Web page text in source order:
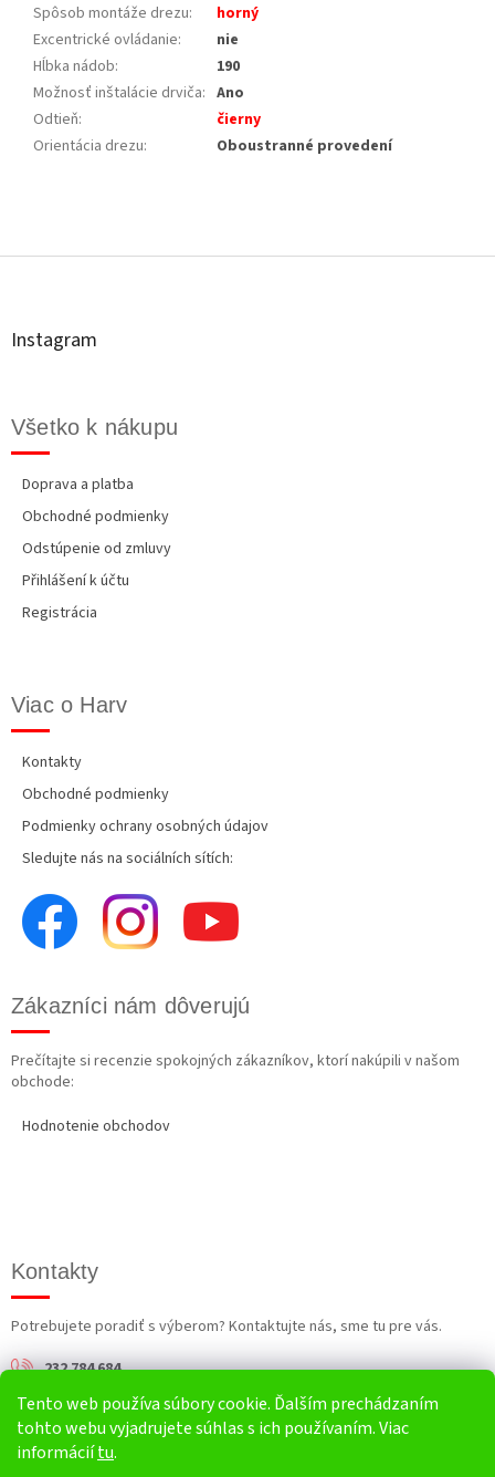
Tento web používa súbory cookie. Ďalším prechádzaním
tohto webu vyjadrujete súhlas s ich používaním. Viac
informáciítu.
Spôsob montáže drezu:
horný
Excentrické ovládanie:
nie
Hĺbka nádob:
190
Možnosť inštalácie drviča: Ano
Odtieň:
čierny
Orientácia drezu: Oboustranné provedení
á
Instagram
Všetko k nákupu
Doprava a platba
Obchodné podmienky
Odstúpenie od zmluvy
Přihlášení k účtu
Registrácia
Viac o Harv
Kontakty
Obchodné podmienky
Podmienky ochrany osobných údajov
Sledujte nás na sociálních sítích:
Zákazníci nám dôverujú
Prečítajte si recenzie spokojných zákazníkov, ktorí nakúpili v našom
obchode:
Hodnotenie obchodov
Kontakty
Potrebujete poradiť s výberom? Kontaktujte nás, sme tu pre vás.
232 784 684
info@harv.sk